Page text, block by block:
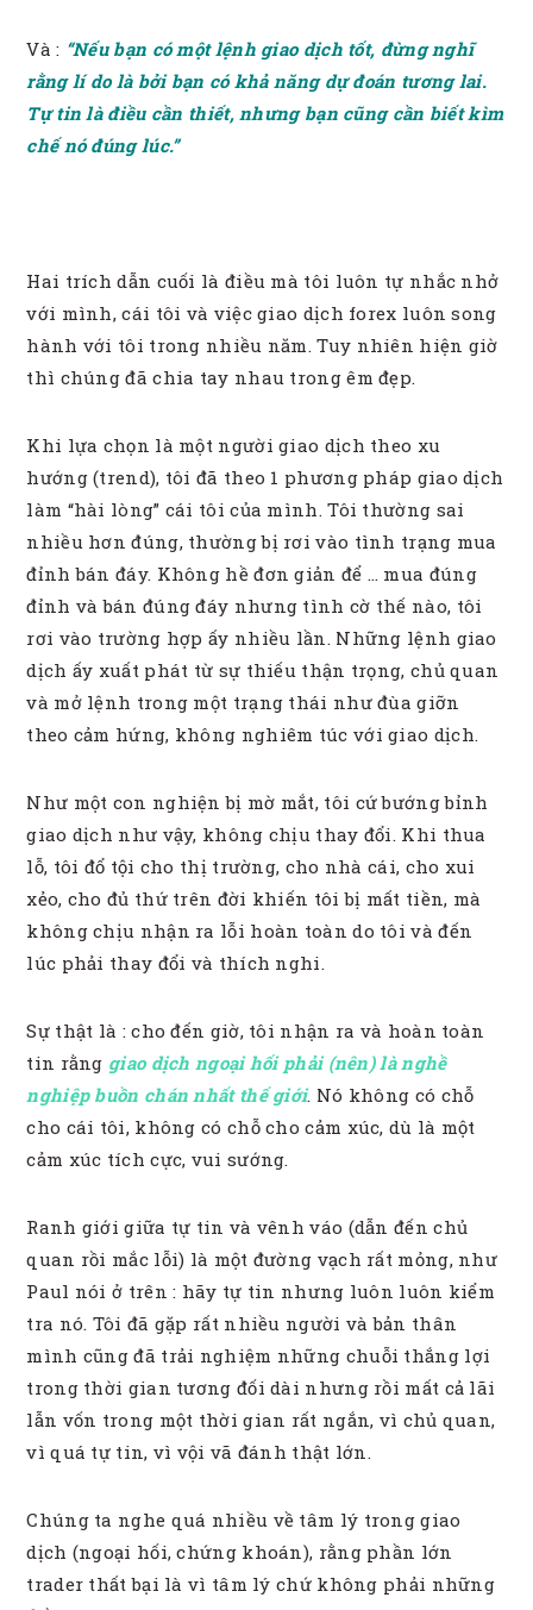
Và : “Nếu bạn có một lệnh giao dịch tốt, đừng nghĩ
rằng lí do là bởi bạn có khả năng dự đoán tương lai.
Tự tin là điều cần thiết, nhưng bạn cũng cần biết kìm
chế nó đúng lúc.”
Hai trích dẫn cuối là điều mà tôi luôn tự nhắc nhở
với mình, cái tôi và việc giao dịch forex luôn song
hành với tôi trong nhiều năm. Tuy nhiên hiện giờ
thì chúng đã chia tay nhau trong êm đẹp.
Khi lựa chọn là một người giao dịch theo xu
hướng (trend), tôi đã theo 1 phương pháp giao dịch
làm “hài lòng” cái tôi của mình. Tôi thường sai
nhiều hơn đúng, thường bị rơi vào tình trạng mua
đỉnh bán đáy. Không hề đơn giản để … mua đúng
đỉnh và bán đúng đáy nhưng tình cờ thế nào, tôi
rơi vào trường hợp ấy nhiều lần. Những lệnh giao
dịch ấy xuất phát từ sự thiếu thận trọng, chủ quan
và mở lệnh trong một trạng thái như đùa giỡn
theo cảm hứng, không nghiêm túc với giao dịch.
Như một con nghiện bị mờ mắt, tôi cứ bướng bỉnh
giao dịch như vậy, không chịu thay đổi. Khi thua
lỗ, tôi đổ tội cho thị trường, cho nhà cái, cho xui
xẻo, cho đủ thứ trên đời khiến tôi bị mất tiền, mà
không chịu nhận ra lỗi hoàn toàn do tôi và đến
lúc phải thay đổi và thích nghi.
Sự thật là : cho đến giờ, tôi nhận ra và hoàn toàn
tin rằng giao dịch ngoại hối phải (nên) là nghề
nghiệp buồn chán nhất thế giới. Nó không có chỗ
cho cái tôi, không có chỗ cho cảm xúc, dù là một
cảm xúc tích cực, vui sướng.
Ranh giới giữa tự tin và vênh váo (dẫn đến chủ
quan rồi mắc lỗi) là một đường vạch rất mỏng, như
Paul nói ở trên : hãy tự tin nhưng luôn luôn kiểm
tra nó. Tôi đã gặp rất nhiều người và bản thân
mình cũng đã trải nghiệm những chuỗi thắng lợi
trong thời gian tương đối dài nhưng rồi mất cả lãi
lẫn vốn trong một thời gian rất ngắn, vì chủ quan,
vì quá tự tin, vì vội vã đánh thật lớn.
Chúng ta nghe quá nhiều về tâm lý trong giao
dịch (ngoại hối, chứng khoán), rằng phần lớn
trader thất bại là vì tâm lý chứ không phải những